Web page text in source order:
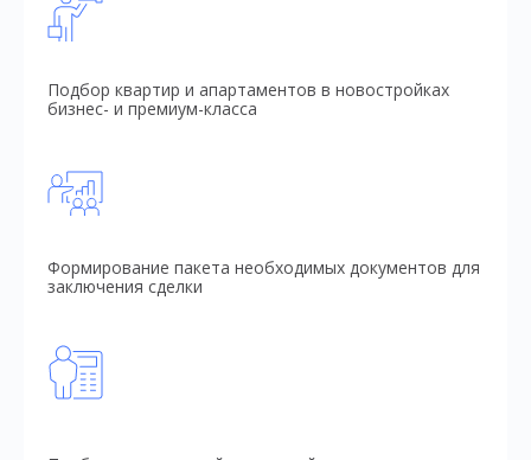
Подбор квартир и апартаментов в новостройках
бизнес- и премиум-класса
Формирование пакета необходимых документов для
заключения сделки